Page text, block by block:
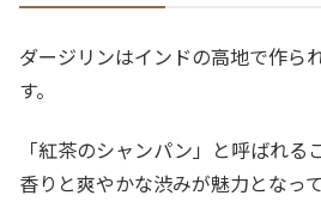
ダージリンはインドの高地で作ら
す。
「紅茶のシャンパン」と呼ばれる
香りと爽やかな渋みが魅力となって